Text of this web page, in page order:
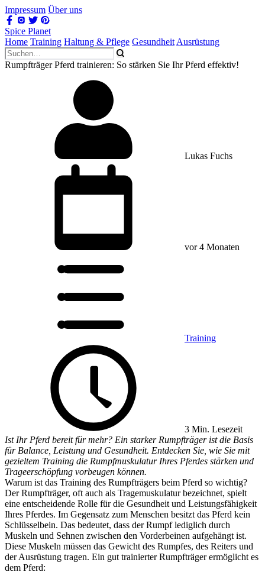
Impressum Über uns
Spice Planet
Home Training Haltung & Pflege Gesundheit Ausrüstung
Rumpfträger Pferd trainieren: So stärken Sie Ihr Pferd effektiv!
Lukas Fuchs
vor 4 Monaten
Training
3 Min. Lesezeit
Ist Ihr Pferd bereit für mehr? Ein starker Rumpfträger ist die Basis
für Balance, Leistung und Gesundheit. Entdecken Sie, wie Sie mit
gezieltem Training die Rumpfmuskulatur Ihres Pferdes stärken und
Trageerschöpfung vorbeugen können.
Warum ist das Training des Rumpfträgers beim Pferd so wichtig?
Der Rumpfträger, oft auch als Tragemuskulatur bezeichnet, spielt
eine entscheidende Rolle für die Gesundheit und Leistungsfähigkeit
Ihres Pferdes. Im Gegensatz zum Menschen besitzt das Pferd kein
Schlüsselbein. Das bedeutet, dass der Rumpf lediglich durch
Muskeln und Sehnen zwischen den Vorderbeinen aufgehängt ist.
Diese Muskeln müssen das Gewicht des Rumpfes, des Reiters und
der Ausrüstung tragen. Ein gut trainierter Rumpfträger ermöglicht es
dem Pferd: